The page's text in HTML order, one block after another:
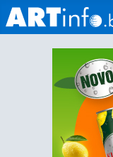
Početna
Sport